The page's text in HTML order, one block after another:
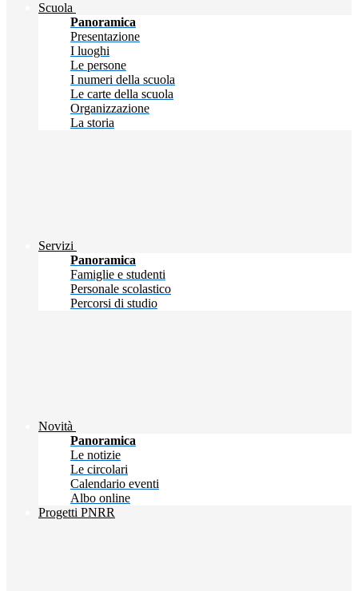
Scuola
Panoramica
Presentazione
I luoghi
Le persone
I numeri della scuola
Le carte della scuola
Organizzazione
La storia
Servizi
Panoramica
Famiglie e studenti
Personale scolastico
Percorsi di studio
Novità
Panoramica
Le notizie
Le circolari
Calendario eventi
Albo online
Progetti PNRR